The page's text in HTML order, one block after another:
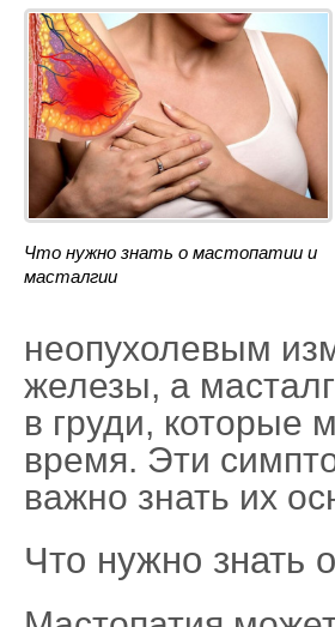
Что нужно знать о мастопатии и
масталгии
неопухолевым
железы, а
в груди, которые
время. Эти
важно знать их
Что нужно знать